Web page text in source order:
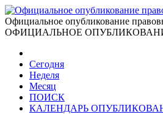
Официальное опубликование
ОФИЦИАЛЬНОЕ
Сегодня
Неделя
Месяц
ПОИСК
КАЛЕНДАРЬ